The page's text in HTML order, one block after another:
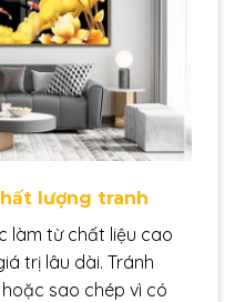
lượng tranh
làm từ chất liệu cao
trị lâu dài. Tránh
sao chép vì có